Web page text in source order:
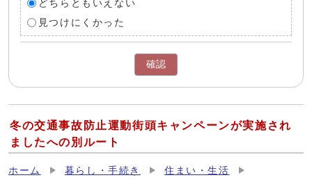
どちらともいえない
見つけにくかった
確認
冬の交通事故防止運動街頭キャンペーンが実施され
ましたへの別ルート
ホーム 暮らし・手続き
住まい・生活